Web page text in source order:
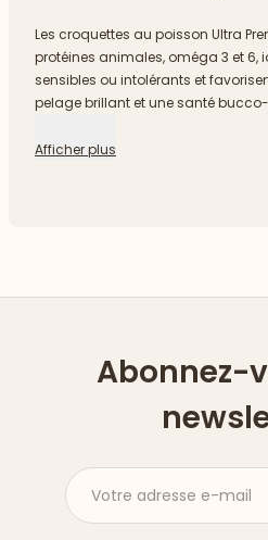
Les croquettes au poisson Ultra
protéines animales, oméga 3 et 6,
sensibles ou intolérants et
pelage brillant et une santé
Afficher plus
Abonnez-
Votre adresse e-mail